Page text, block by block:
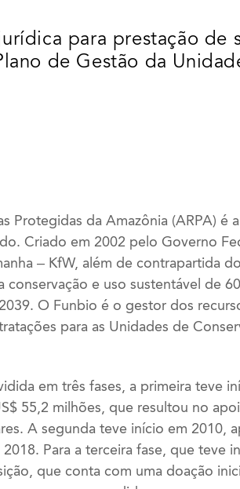
para prestação de
de Gestão da
Protegidas da Amazônia (ARPA)
Criado em 2002 pelo Governo
– KfW, além de contrapartida
conservação e uso sustentável de
O Funbio é o gestor dos
para as Unidades de
em três fases, a primeira teve
55,2 milhões, que resultou no
A segunda teve início em 2010,
Para a terceira fase, que teve
que conta com uma doação